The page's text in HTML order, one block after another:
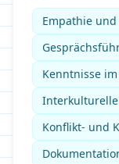
Empathie
Kenntnisse
Konflikt- und